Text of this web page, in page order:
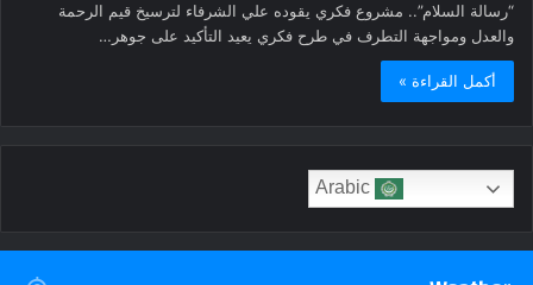
“رسالة السلام”.. مشروع فكري يقوده علي الشرفاء لترسيخ قيم الرحمة
والعدل ومواجهة التطرف في طرح فكري يعيد التأكيد على جوهر…
أكمل القراءة »